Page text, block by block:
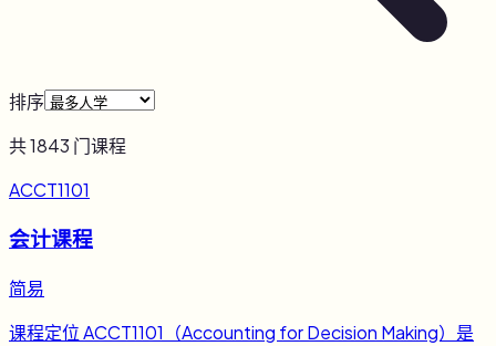
排序
共1843 门课程
ACCT1101
会计课程
简易
课程定位 ACCT1101（Accounting for Decision Making）是